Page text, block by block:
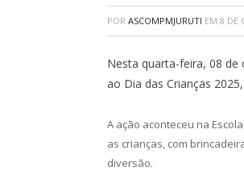
POR ASCOMPMJURUTI EM 8 DE
Nesta quarta-feira, 08
ao Dia das Crianças
A ação aconteceu na
as crianças, com
diversão.